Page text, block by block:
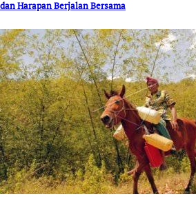
dan Harapan Berjalan Bersama